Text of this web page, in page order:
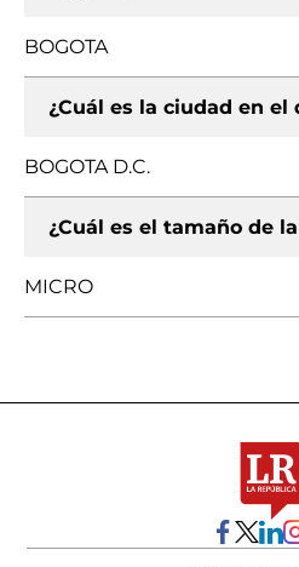
BOGOTA
¿Cuál es la ciudad en el
BOGOTA D.C.
¿Cuál es el tamaño de
MICRO